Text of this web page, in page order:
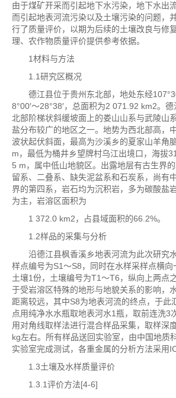
由于煤矿开采而引起地下水污染，地下水出
而引起地表河流污染以及土壤污染的问题，
行了质量评价，以期为后续的土壤改良与修
理、农作物质量评价提供参考依据。
1材料与方法
1.1研究区概况
德江县位于贵州东北部，地处东经
8°00′～28°38′，总面积为2 071.92 km2。
北部阶梯状斜缓坡面上的娄山山系与武陵山
盐分布较广的地区之一。地势为西北部高，
波状起伏斜面，最高为沙溪乡的夏家山羊角
m，最低为桶井乡望牌村乌江出境口，海拔
5 m，属中低山地貌区。出露地层有古生界
留系、二叠系、缺失泥盆系和石炭系，尚有
界的第四系，岩石均为沉积岩，多为碳酸盐
为主，岩溶区面积为
1 372.0 km2，占县域面积的66.2%。
1.2样品的采集与分析
沿德江县枫香溪乡地表河流为此次研究
样点编号为S1～S8，同时在水样采样点横向
土壤1份，土壤编号为T1～T6，纵向上两点
于受岩溶区特殊的地形与地貌关系的影响，
距离较远，其中S8为地表河流的终点，于此
点用纯净水水瓶取地表河水1瓶，取前连洗3
用对角线取样法进行混合样品采集，取样深
kg左右。所有样品送回实验室，由中国地质
实验室完成测试，各重金属的分析方法采用
1.3土壤及水样质量评价
1.3.1评价方法[4-6]